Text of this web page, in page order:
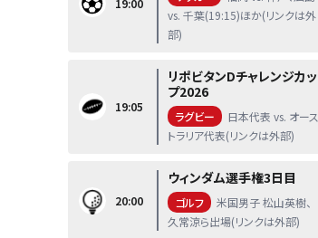
19:00
vs. 千葉(19:15)ほか(リンクは外
部)
19:05
リポビタンDチャレンジカッ
プ2026
ラグビー
日本代表 vs. オース
トラリア代表(リンクは外部)
20:00
ウィンダム選手権3日目
ゴルフ
米国男子 松山英樹、
久常涼ら出場(リンクは外部)